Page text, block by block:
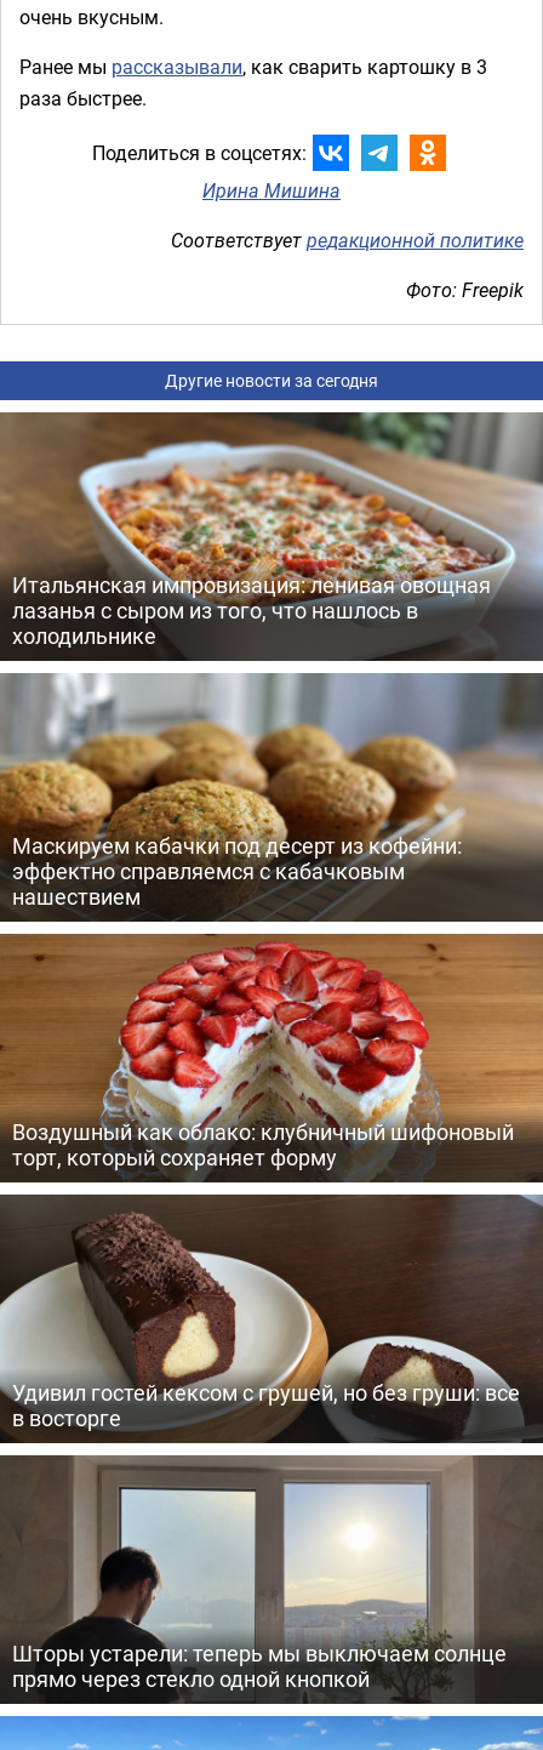
очень вкусным.
Ранее мы рассказывали, как сварить картошку в 3
раза быстрее.
Поделиться в соцсетях:
Ирина Мишина
Соответствуетредакционной политике
Фото: Freepik
Другие новости за сегодня
Итальянская импровизация: ленивая овощная
лазанья с сыром из того, что нашлось в
холодильнике
Маскируем кабачки под десерт из кофейни:
эффектно справляемся с кабачковым
нашествием
Воздушный как облако: клубничный шифоновый
торт, который сохраняет форму
Удивил гостей кексом с грушей, но без груши: все
в восторге
Шторы устарели: теперь мы выключаем солнце
прямо через стекло одной кнопкой